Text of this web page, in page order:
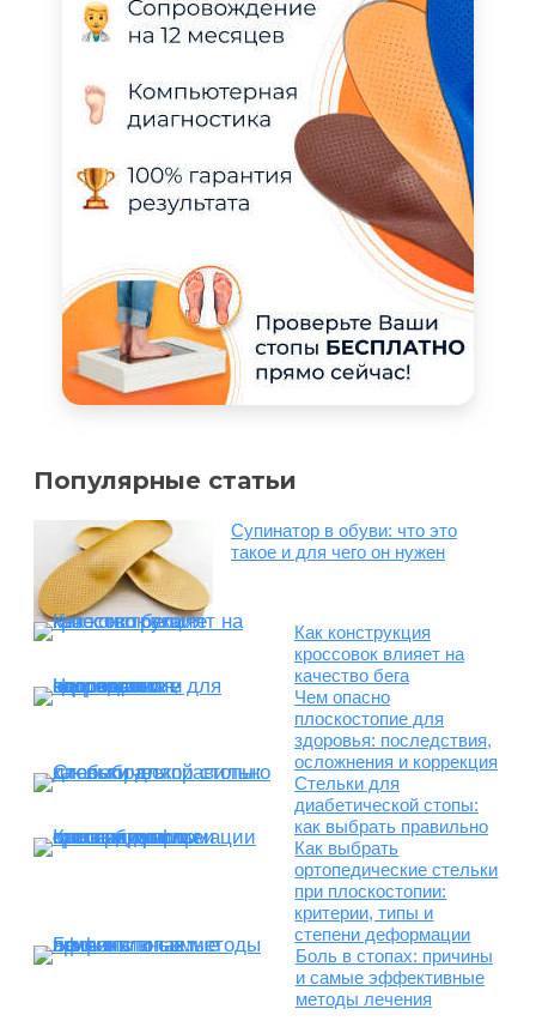
Популярные статьи
Супинатор в обуви: что это
такое и для чего он нужен
Как конструкция
кроссовок влияет на
качество бега
Чем опасно
плоскостопие для
здоровья: последствия,
осложнения и коррекция
Стельки для
диабетической стопы:
как выбрать правильно
Как выбрать
ортопедические стельки
при плоскостопии:
критерии, типы и
степени деформации
Боль в стопах: причины
и самые эффективные
методы лечения